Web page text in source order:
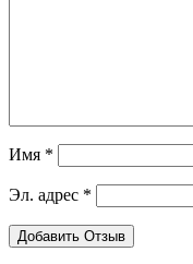
Имя *
Эл. адрес *